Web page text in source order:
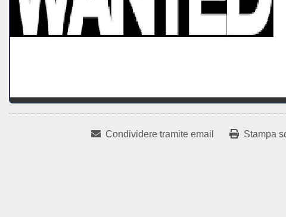
Condividere tramite email Stampa